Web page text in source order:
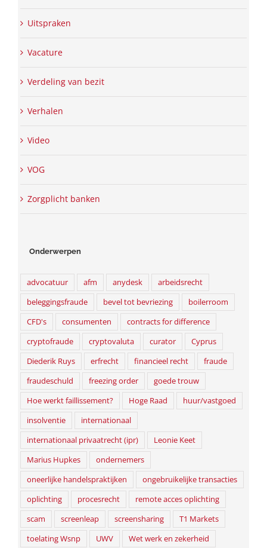
Uitspraken
Vacature
Verdeling van bezit
Verhalen
Video
VOG
Zorgplicht banken
Onderwerpen
advocatuur afm anydesk
arbeidsrecht
beleggingsfraude
bevel tot bevriezing
boilerroom
CFD's
consumenten
contracts for difference
cryptofraude
cryptovaluta curator
Cyprus
Diederik Ruys
erfrecht financieel recht
fraude
fraudeschuld
freezing order
goede trouw
Hoe werkt faillissement?
Hoge Raad
huur/vastgoed
insolventie
internationaal
internationaal privaatrecht (ipr)
Leonie Keet
Marius Hupkes
ondernemers
oneerlijke handelspraktijken
ongebruikelijke transacties
oplichting
procesrecht
remote acces oplichting
scam
screenleap screensharing
T1 Markets
toelating Wsnp
UWV
Wet werk en zekerheid